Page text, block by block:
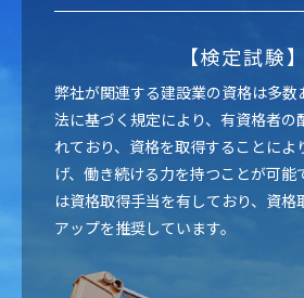
【検定試験】
弊社が関連する建設業の資格は多数
法に基づく規定により、有資格者の
れており、資格を取得することによ
げ、働き続ける力を持つことが可能
は資格取得手当を有しており、資格
アップを推奨しています。